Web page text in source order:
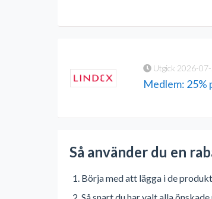
Utgick 2026-
Medlem: 25%
Så använder du en
Börja med att lägga i de